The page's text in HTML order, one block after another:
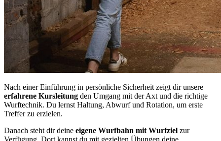
Nach einer Einführung in persönliche Sicherheit zeigt dir unsere
erfahrene Kursleitung den Umgang mit der Axt und die richtige
Wurftechnik. Du lernst Haltung, Abwurf und Rotation, um erste
Treffer zu erzielen.
Danach steht dir deine eigene Wurfbahn mit Wurfziel zur
Verfügung. Dort kannst du mit gezielten Übungen deine